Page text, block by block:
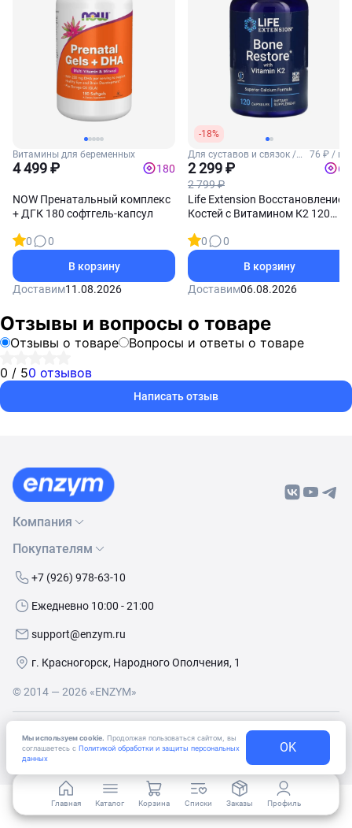
Мы используем cookie. Продолжая пользоваться сайтом, вы
соглашаетесь с Политикой обработки и защиты персональных
данных
OK
Витамины для беременных
4 499 ₽ 180
NOW Пренатальный комплекс
+ ДГК 180 софтгель-капсул
0
0
В корзину
Доставим11.08.2026
-18%
Для суставов и связок /
Комплексы для суставов и
связок
76 ₽ / шт
2 299 ₽
2 799 ₽
69
Life Extension Восстановление
Костей с Витамином К2 120
0
0
В корзину
Доставим06.08.2026
Отзывы и вопросы о товаре
Отзывы о товаре
Вопросы и ответы о товаре
0 / 50 отзывов
Написать отзыв
Компания
О нас
Бренды
Контакты
Покупателям
Как сделать заказ
Условия доставки
+7 (926) 978-63-10
Ежедневно 10:00 - 21:00
support@enzym.ru
г. Красногорск, Народного Ополчения, 1
© 2014 — 2026 «ENZYM»
Согласие
на получение рекламно-информационных
материалов
Главная Каталог Корзина Списки Заказы Профиль